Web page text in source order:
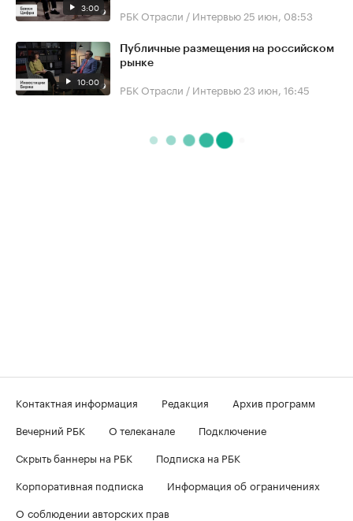
3:00 РБК Отрасли / Интервью 25 июн, 08:53
10:00
Публичные размещения на российском
рынке
РБК Отрасли / Интервью 23 июн, 16:45
Контактная информация Редакция
Архив программ
Вечерний РБК
О телеканале
Подключение
Скрыть баннеры на РБК
Подписка на РБК
Корпоративная подписка
Информация об ограничениях
О соблюдении авторских прав